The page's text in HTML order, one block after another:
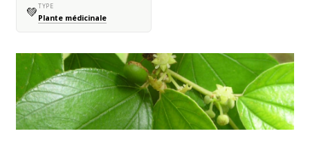
💚TYPE
Plante médicinale